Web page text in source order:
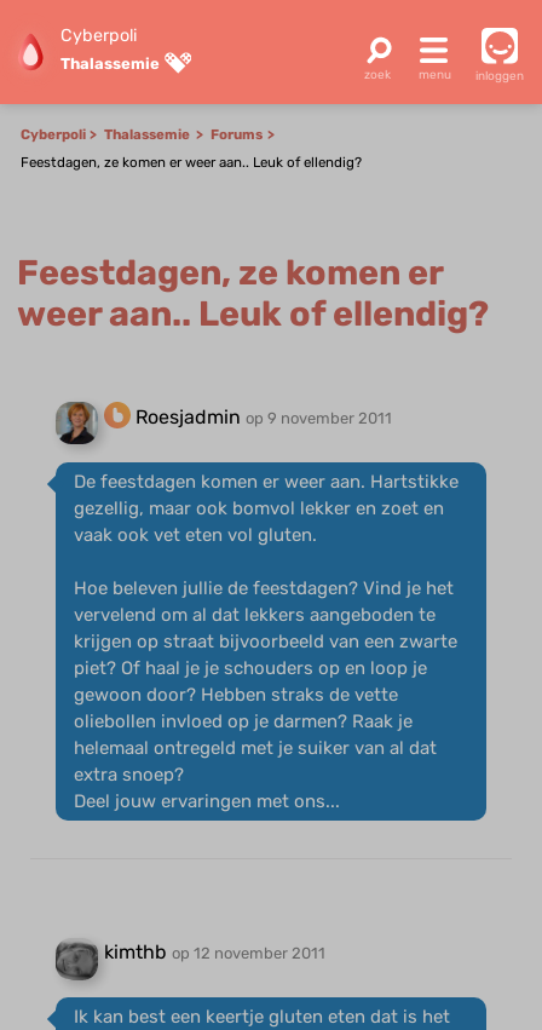
Cyberpoli
Thalassemie
inloggen
Cyberpoli Thalassemie
Forums
Feestdagen, ze komen er weer aan.. Leuk of ellendig?
Feestdagen, ze komen er
weer aan.. Leuk of ellendig?
Roesjadmin op 9 november 2011
De feestdagen komen er weer aan. Hartstikke
gezellig, maar ook bomvol lekker en zoet en
vaak ook vet eten vol gluten.
Hoe beleven jullie de feestdagen? Vind je het
vervelend om al dat lekkers aangeboden te
krijgen op straat bijvoorbeeld van een zwarte
piet? Of haal je je schouders op en loop je
gewoon door? Hebben straks de vette
oliebollen invloed op je darmen? Raak je
helemaal ontregeld met je suiker van al dat
extra snoep?
Deel jouw ervaringen met ons...
kimthb op 12 november 2011
Ik kan best een keertje gluten eten dat is het